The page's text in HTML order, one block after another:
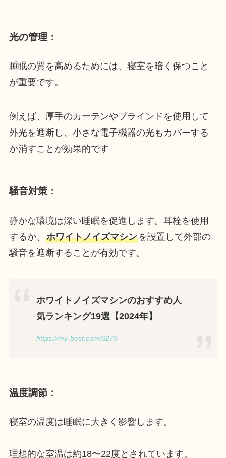
光の管理 ：
睡眠の質を高めるためには、寝室を暗く保つこと
が重要です。
例えば、厚手のカーテンやブラインドを使用して
外光を遮断し、小さな電子機器の光もカバーする
か消すことが効果的です
騒音対策：
静かな環境は深い睡眠を促進します。耳栓を使用
するか、 ホワイトノイズマシンを設置して外部の
騒音を遮断することが有効です。
ホワイトノイズマシンのおすすめ人
気ランキング19選【2024年】
https://my-best.com/6279
温度調節：
寝室の温度は睡眠に大きく影響します。
理想的な室温は約18〜22度とされています。